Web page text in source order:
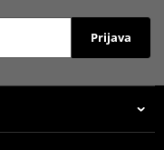
Prijava